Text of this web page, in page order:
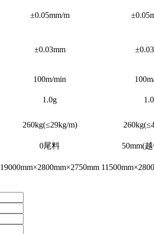
±0.05mm/m
±0.03mm
100m/min
1.0g
260kg(≤29kg/m)
0尾料
50mm(
19000mm×2800mm×2750mm